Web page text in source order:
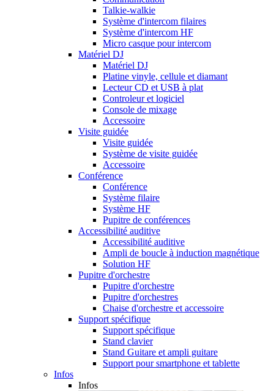
Talkie-walkie
Système d'intercom filaires
Système d'intercom HF
Micro casque pour intercom
Matériel DJ
Matériel DJ
Platine vinyle, cellule et diamant
Lecteur CD et USB à plat
Controleur et logiciel
Console de mixage
Accessoire
Visite guidée
Visite guidée
Système de visite guidée
Accessoire
Conférence
Conférence
Système filaire
Système HF
Pupitre de conférences
Accessibilité auditive
Accessibilité auditive
Ampli de boucle à induction magnétique
Solution HF
Pupitre d'orchestre
Pupitre d'orchestre
Pupitre d'orchestres
Chaise d'orchestre et accessoire
Support spécifique
Support spécifique
Stand clavier
Stand Guitare et ampli guitare
Support pour smartphone et tablette
Infos
Infos